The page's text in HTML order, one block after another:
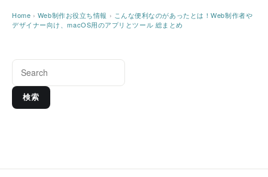
Home › Web制作お役立ち情報 › こんな便利なのがあったとは！Web制作者や
デザイナー向け、macOS用のアプリとツール 総まとめ
検索